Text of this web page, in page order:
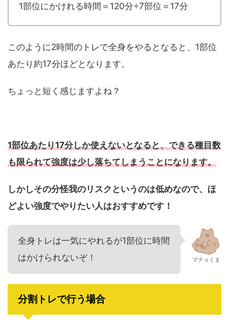
1部位にかけれる時間＝120分÷7部位＝17分
このように2時間のトレで全身をやるとなると、1部位
あたり約17分ほどとなります。
ちょっと短く感じますよね？
1部位あたり17分しか使えないとなると、できる種目数
も限られて強度は少し落ちてしまうことになります。
しかしその分怪我のリスクというのは低めなので、ほ
どよい強度でやりたい人はおすすめです！
全身トレは一気にやれるが1部位に時間
はかけられないぞ！
マチョくま
分割トレで行う場合